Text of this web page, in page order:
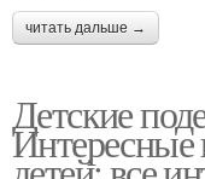
читать дальше →
Детские
Интересные